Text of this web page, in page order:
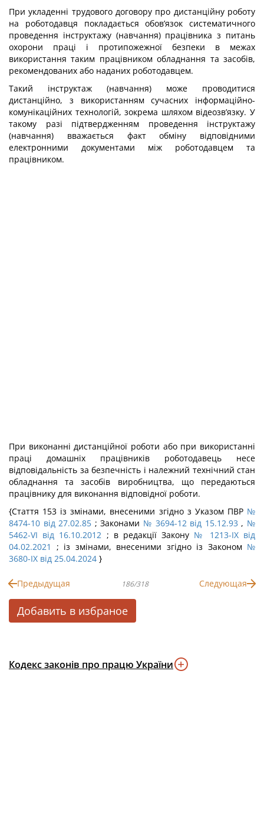
При укладенні трудового договору про дистанційну роботу
на роботодавця покладається обов’язок систематичного
проведення інструктажу (навчання) працівника з питань
охорони праці і протипожежної безпеки в межах
використання таким працівником обладнання та засобів,
рекомендованих або наданих роботодавцем.
Такий інструктаж (навчання) може проводитися
дистанційно, з використанням сучасних інформаційно-
комунікаційних технологій, зокрема шляхом відеозв’язку. У
такому разі підтвердженням проведення інструктажу
(навчання) вважається факт обміну відповідними
електронними документами між роботодавцем та
працівником.
При виконанні дистанційної роботи або при використанні
праці домашніх працівників роботодавець несе
відповідальність за безпечність і належний технічний стан
обладнання та засобів виробництва, що передаються
працівнику для виконання відповідної роботи.
{Стаття 153 із змінами, внесеними згідно з Указом ПВР №
8474-10 від 27.02.85 ; Законами № 3694-12 від 15.12.93 , №
5462-VI від 16.10.2012 ; в редакції Закону № 1213-IX від
04.02.2021
; із змінами, внесеними згідно із Законом №
3680-IX від 25.04.2024 }
Предыдущая 186/318 Следующая
Добавить в избраное
Кодекс законів про працю України